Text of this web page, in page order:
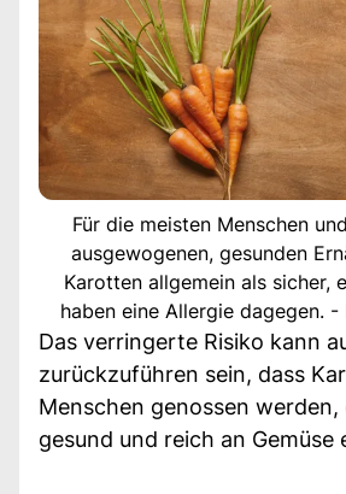
Für die meisten Menschen
ausgewogenen, gesunden
Karotten allgemein als sicher,
haben eine Allergie dagegen.
Das verringerte Risiko kann
zurückzuführen sein, dass
Menschen genossen werden,
gesund und reich an Gemüse